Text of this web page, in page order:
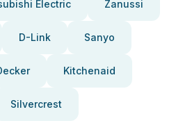
Electric Zanussi
D-Link Sanyo
Kitchenaid
Silvercrest